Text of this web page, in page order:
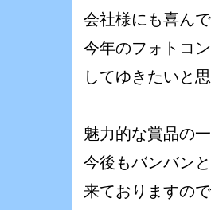
会社様にも喜ん
今年のフォトコ
してゆきたいと思
魅力的な賞品の一
今後もバンバン
来ておりますの